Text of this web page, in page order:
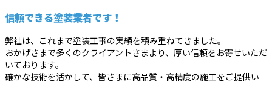
信頼できる塗装業者です！
弊社は、これまで塗装工事の実績を積み重ねてきました。
おかげさまで多くのクライアントさまより、厚い信頼をお寄せいただ
いております。
確かな技術を活かして、皆さまに高品質・高精度の施工をご提供い